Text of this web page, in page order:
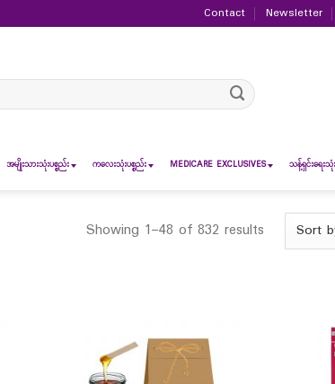
Contact Newsletter
အမျိုးသားသုံးပစ္စည်း ကလေးသုံးပစ္စည်း MEDICARE EXCLUSIVES သန့်ရှင်းရေးသုံ
Showing 1–48 of 832 results